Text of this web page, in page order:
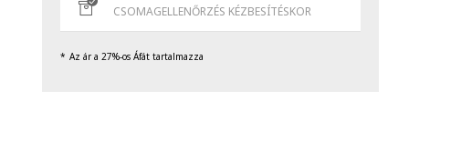
CSOMAGELLENŐRZÉS KÉZBESÍTÉSKOR
Az ár a 27%-os Áfát tartalmazza